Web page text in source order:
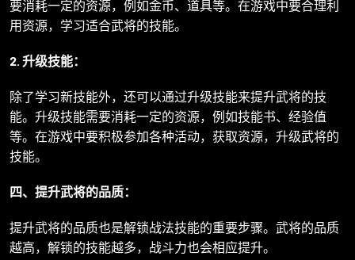
要消耗一定的资源，例如金币、道具等。在游戏中要合理利
用资源，学习适合武将的技能。
2. 升级技能：
除了学习新技能外，还可以通过升级技能来提升武将的技
能。升级技能需要消耗一定的资源，例如技能书、经验值
等。在游戏中要积极参加各种活动，获取资源，升级武将的
技能。
四、提升武将的品质：
提升武将的品质也是解锁战法技能的重要步骤。武将的品质
越高，解锁的技能越多，战斗力也会相应提升。